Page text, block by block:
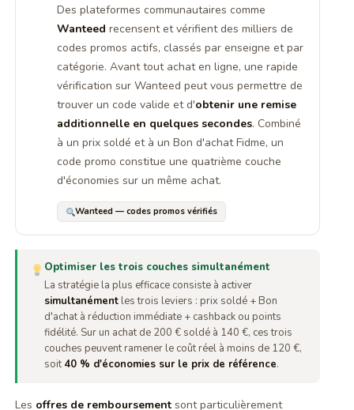
Des plateformes communautaires comme
Wanteed recensent et vérifient des milliers de
codes promos actifs, classés par enseigne et par
catégorie. Avant tout achat en ligne, une rapide
vérification sur Wanteed peut vous permettre de
trouver un code valide et d'obtenir une remise
additionnelle en quelques secondes. Combiné
à un prix soldé et à un Bon d'achat Fidme, un
code promo constitue une quatrième couche
d'économies sur un même achat.
Wanteed — codes promos vérifiés
Optimiser les trois couches simultanément
La stratégie la plus efficace consiste à activer
simultanément les trois leviers : prix soldé + Bon
d'achat à réduction immédiate + cashback ou points
fidélité. Sur un achat de 200 € soldé à 140 €, ces trois
couches peuvent ramener le coût réel à moins de 120 €,
soit40 % d'économies sur le prix de référence.
Les offres de remboursementsont particulièrement